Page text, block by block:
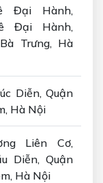
Đại Hành,
Đại Hành,
Trưng, Hà
Diễn, Quận
Hà Nội
Liên Cơ,
Diễn, Quận
Hà Nội